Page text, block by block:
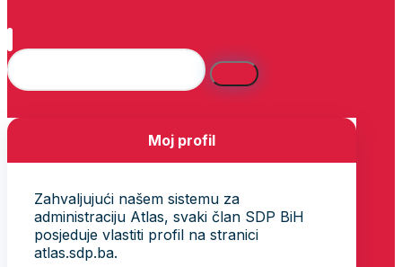
Moj profil
Zahvaljujući našem sistemu za
administraciju Atlas, svaki član SDP BiH
posjeduje vlastiti profil na stranici
atlas.sdp.ba.